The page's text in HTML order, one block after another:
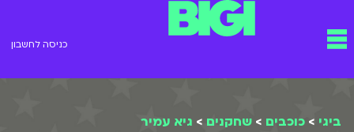
תפריט כניסה לחשבון
ביגי > כוכבים > שחקנים > גיא עמיר